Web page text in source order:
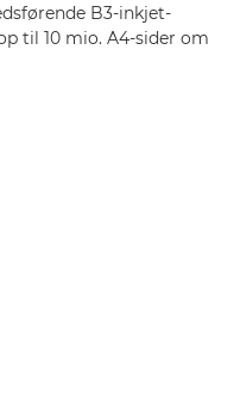
B3-inkjet-
til 10 mio. A4-sider om